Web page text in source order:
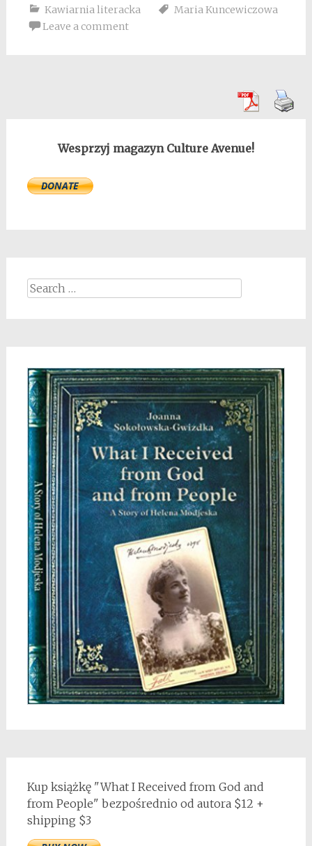
Kawiarnia literacka
Maria Kuncewiczowa
Leave a comment
Wesprzyj magazyn Culture Avenue!
Search
for:
Kup książkę "What I Received from God and
from People" bezpośrednio od autora $12 +
shipping $3